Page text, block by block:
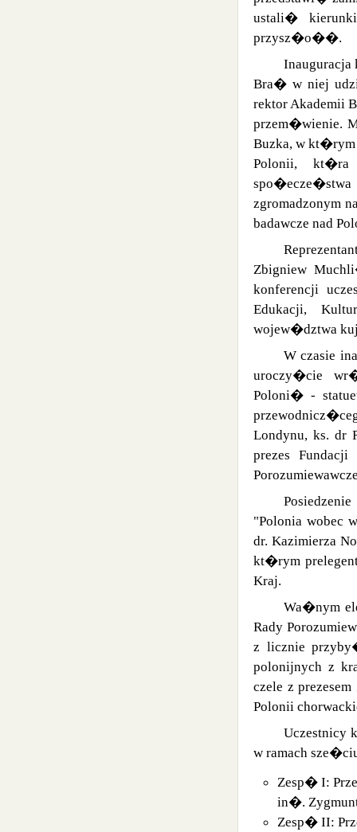
ustali�
przysz�o��.
Bra� w niej
rektor Akademii
przem�wienie.
Buzka, w
Polonii,
zgromadzonym
badawcze nad
Zbigniew
konferencji
Edukacji,
wojew�dztwa
W czasie
uroczy�cie
Poloni� -
Londynu, ks. dr
prezes
"Polonia
dr. Kazimierza
kt�rym
Kraj.
Wa�nym
Rady
z licznie
polonijnych z
czele z
Polonii
Uczestnicy
w ramach
Zesp� I:
in�.
Zesp� II: